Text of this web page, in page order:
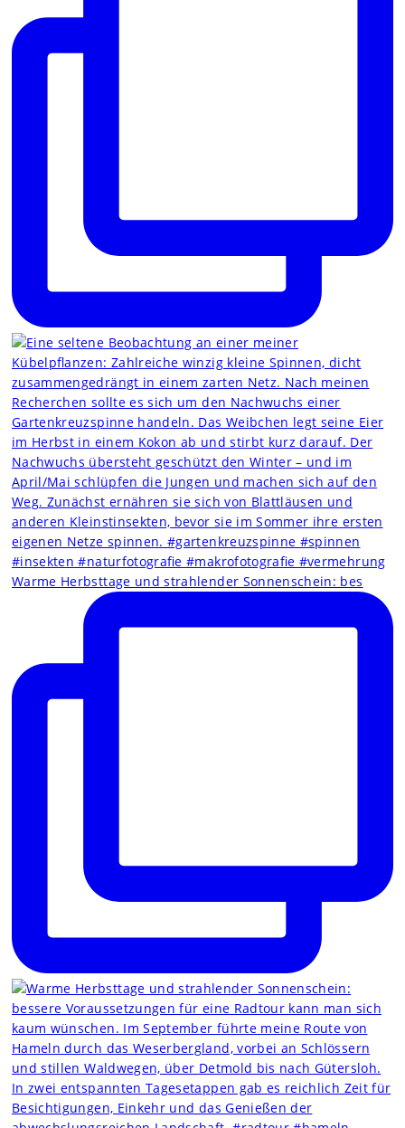
Warme Herbsttage und strahlender Sonnenschein: bes